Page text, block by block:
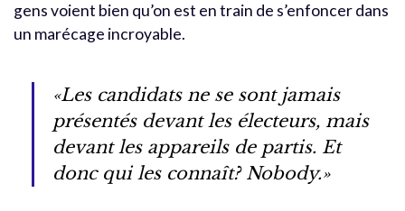
gens voient bien qu’on est en train de s’enfoncer dans
un marécage incroyable.
«Les candidats ne se sont jamais
présentés devant les électeurs, mais
devant les appareils de partis. Et
donc qui les connaît? Nobody.»